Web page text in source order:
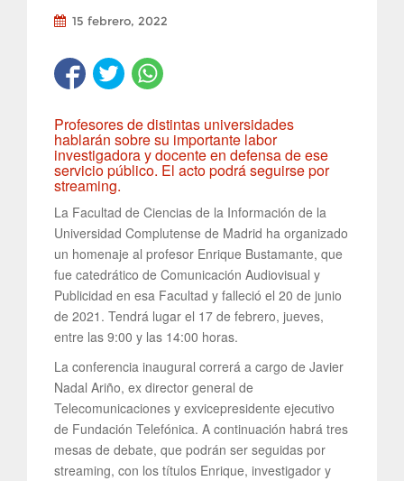
15 febrero, 2022
Profesores de distintas universidades
hablarán sobre su importante labor
investigadora y docente en defensa de ese
servicio público. El acto podrá seguirse por
streaming.
La Facultad de Ciencias de la Información de la
Universidad Complutense de Madrid ha organizado
un homenaje al profesor Enrique Bustamante, que
fue catedrático de Comunicación Audiovisual y
Publicidad en esa Facultad y falleció el 20 de junio
de 2021. Tendrá lugar el 17 de febrero, jueves,
entre las 9:00 y las 14:00 horas.
La conferencia inaugural correrá a cargo de Javier
Nadal Ariño, ex director general de
Telecomunicaciones y exvicepresidente ejecutivo
de Fundación Telefónica. A continuación habrá tres
mesas de debate, que podrán ser seguidas por
streaming, con los títulos Enrique, investigador y